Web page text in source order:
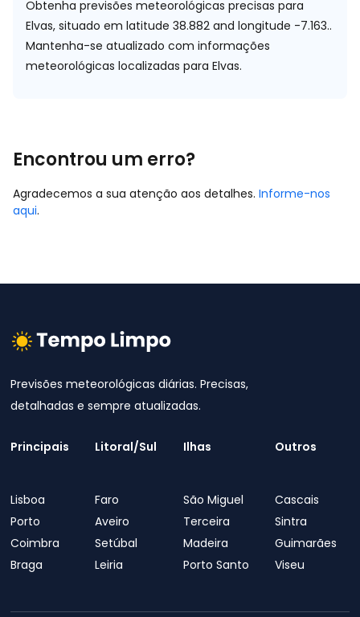
Obtenha previsões meteorológicas precisas para
Elvas, situado em latitude 38.882 and longitude -7.163..
Mantenha-se atualizado com informações
meteorológicas localizadas para Elvas.
Encontrou um erro?
Agradecemos a sua atenção aos detalhes. Informe-nos
aqui.
Previsões meteorológicas diárias. Precisas,
detalhadas e sempre atualizadas.
Principais
Lisboa
Porto
Coimbra
Braga
Litoral/Sul
Faro
Aveiro
Setúbal
Leiria
Ilhas
São Miguel
Terceira
Madeira
Porto Santo
Outros
Cascais
Sintra
Guimarães
Viseu